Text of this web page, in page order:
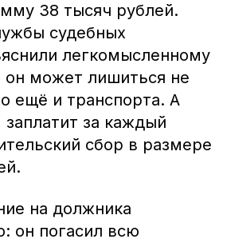
38 тысяч рублей.
судебных
легкомысленному
он может лишиться не
ещё и транспорта. А
за каждый
сбор в размере
на должника
он погасил всю